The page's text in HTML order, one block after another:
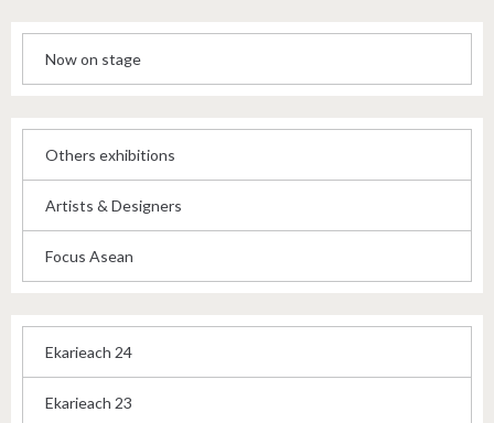
Now on stage
Others exhibitions
Artists & Designers
Focus Asean
Ekarieach 24
Ekarieach 23